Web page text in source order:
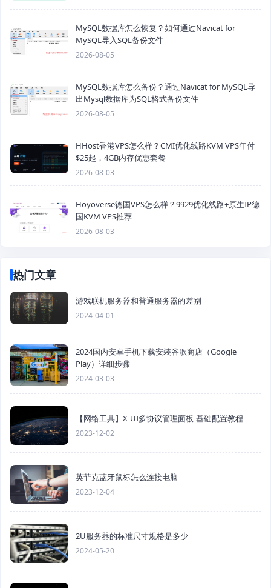
MySQL数据库怎么恢复？如何通过Navicat for
MySQL导入SQL备份文件
2026-08-05
MySQL数据库怎么备份？通过Navicat for MySQL导
出Mysql数据库为SQL格式备份文件
2026-08-05
HHost香港VPS怎么样？CMI优化线路KVM VPS年付
$25起，4GB内存优惠套餐
2026-08-03
Hoyoverse德国VPS怎么样？9929优化线路+原生IP德
国KVM VPS推荐
2026-08-03
热门文章
游戏联机服务器和普通服务器的差别
2024-04-01
2024国内安卓手机下载安装谷歌商店（Google
Play）详细步骤
2024-03-03
【网络工具】X-UI多协议管理面板-基础配置教程
2023-12-02
英菲克蓝牙鼠标怎么连接电脑
2023-12-04
2U服务器的标准尺寸规格是多少
2024-05-20